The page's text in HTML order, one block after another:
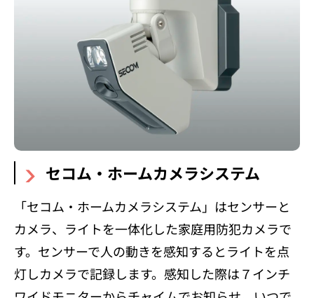
セコム・ホームカメラシステム
「セコム・ホームカメラシステム」はセンサーと
カメラ、ライトを一体化した家庭用防犯カメラで
す。センサーで人の動きを感知するとライトを点
灯しカメラで記録します。感知した際は７インチ